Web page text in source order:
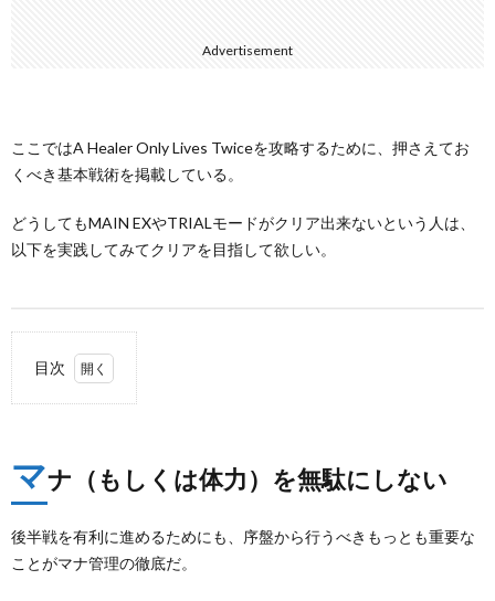
Advertisement
ここではA Healer Only Lives Twiceを攻略するために、押さえてお
くべき基本戦術を掲載している。
どうしてもMAIN EXやTRIALモードがクリア出来ないという人は、
以下を実践してみてクリアを目指して欲しい。
目次
1.
しく
は体
力）
を無
駄に
しな
マナ（もしくは体力）を無駄にしない
後半戦を有利に進めるためにも、序盤から行うべきもっとも重要な
ことがマナ管理の徹底だ。